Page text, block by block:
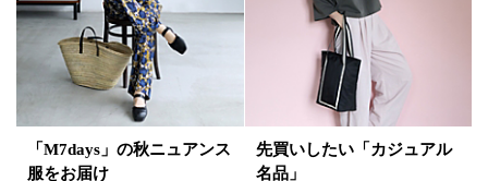
価格 円～ 円
表示オプション
すべて
新着
「M7days」の秋ニュアンス
服をお届け
先買いしたい「カジュアル
名品」